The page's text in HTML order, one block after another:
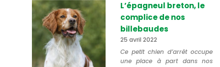
L’épagneul breton, le
complice de nos
billebaudes
25 avril 2022
Ce petit chien d’arrêt occupe
une place à part dans nos